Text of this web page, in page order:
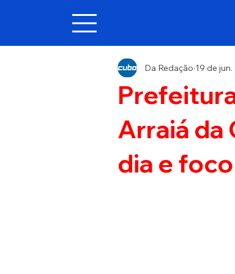
Arraiá da
dia e
Da Redação 19 de jun.